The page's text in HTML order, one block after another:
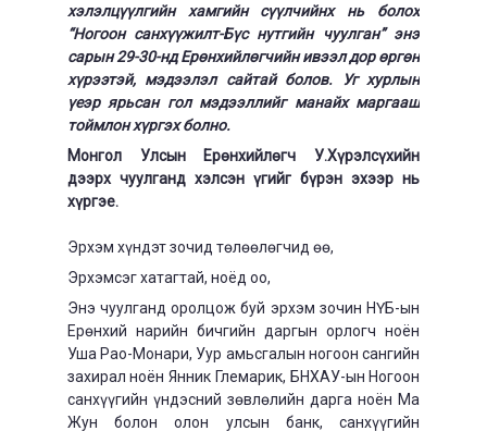
хэлэлцүүлгийн хамгийн сүүлчийнх нь болох
“Ногоон санхүүжилт-Бүс нутгийн чуулган” энэ
сарын 29-30-нд Ерөнхийлөгчийн ивээл дор өргөн
хүрээтэй, мэдээлэл сайтай болов. Уг хурлын
үеэр ярьсан гол мэдээллийг манайх маргааш
тоймлон хүргэх болно.
Монгол Улсын Ерөнхийлөгч У.Хүрэлсүхийн
дээрх чуулганд хэлсэн үгийг бүрэн эхээр нь
хүргэе.
Эрхэм хүндэт зочид төлөөлөгчид өө,
Эрхэмсэг хатагтай, ноёд оо,
Энэ чуулганд оролцож буй эрхэм зочин НҮБ-ын
Ерөнхий нарийн бичгийн даргын орлогч ноён
Уша Рао-Монари, Уур амьсгалын ногоон сангийн
захирал ноён Янник Глемарик, БНХАУ-ын Ногоон
санхүүгийн үндэсний зөвлөлийн дарга ноён Ма
Жун болон олон улсын банк, санхүүгийн